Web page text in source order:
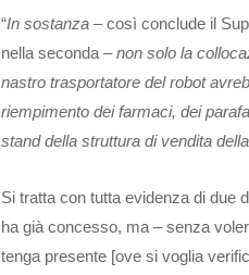
“In sostanza – così conclude il
nella seconda –non solo la
nastro trasportatore del robot
riempimento dei farmaci, dei
stand della struttura di vendita
Si tratta con tutta evidenza di due
ha già concesso, ma – senza
tenga presente [ove si voglia